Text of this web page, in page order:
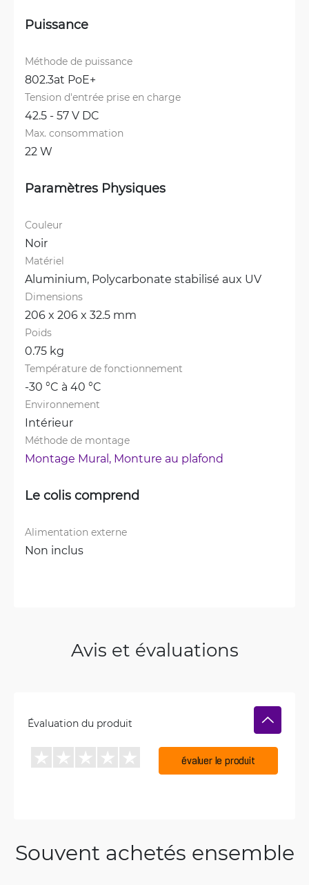
Puissance
Méthode de puissance
802.3at PoE+
Tension d'entrée prise en charge
42.5 - 57 V DC
Max. consommation
22 W
Paramètres Physiques
Couleur
Noir
Matériel
Aluminium, Polycarbonate stabilisé aux UV
Dimensions
206 x 206 x 32.5 mm
Poids
0.75 kg
Température de fonctionnement
-30 °C à 40 °C
Environnement
Intérieur
Méthode de montage
Montage Mural, Monture au plafond
Le colis comprend
Alimentation externe
Non inclus
Avis et évaluations
Évaluation du produit
évaluer le produit
Souvent achetés ensemble